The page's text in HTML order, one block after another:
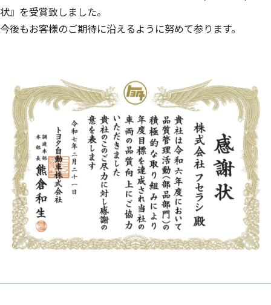
状』を受賞致しました。
今後もお客様のご期待に沿えるように努めて参ります。